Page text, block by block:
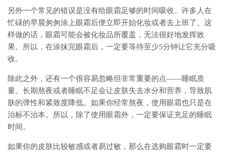
另外一个常见的错误是没有给眼霜足够的时间吸收。许多人在
忙碌的早晨匆匆涂上眼霜后便立即开始化妆或者去上班了。这
样做的话，眼霜可能会被化妆品所覆盖，无法很好地发挥效
果。所以，在涂抹完眼霜后，一定要等待至少5分钟让它充分吸
收。
除此之外，还有一个很容易忽略但非常重要的点——睡眠质
量。长期熬夜或者睡眠不足会让皮肤失去水分和营养，导致肌
肤的弹性和紧致度降低。如果你经常熬夜，使用眼霜也只是在
治标不治本。所以，除了使用眼霜外，一定要保证充足的睡眠
时间。
如果你的皮肤比较敏感或者易过敏，那么在选购眼霜时一定要